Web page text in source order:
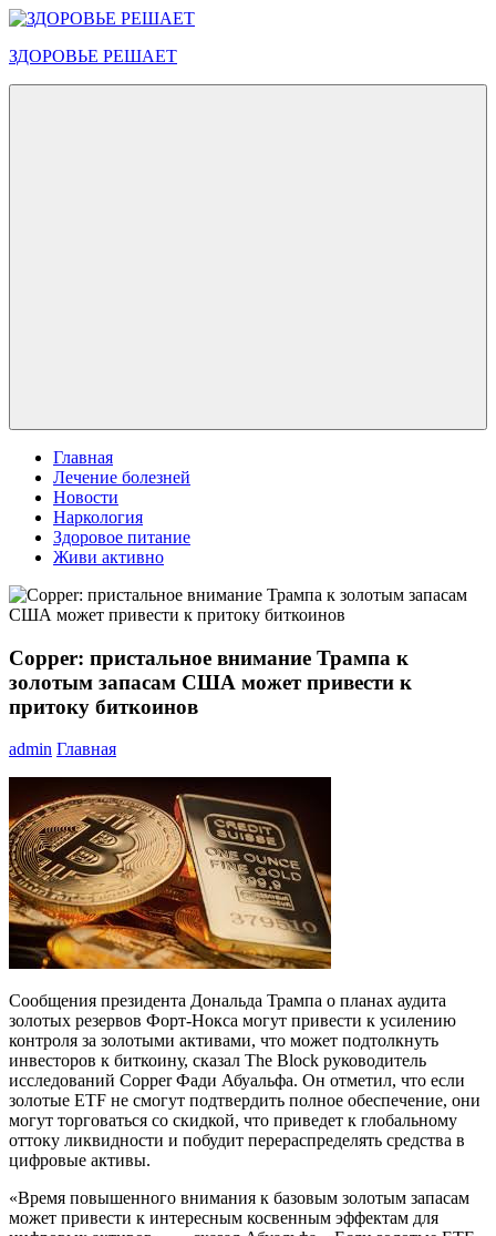
Перейти
содержимому
ЗДОРОВЬЕ РЕШАЕТ
Главная
Лечение болезней
Новости
Наркология
Здоровое питание
Живи активно
Copper: пристальное внимание Трампа к
золотым запасам США может привести к
притоку биткоинов
admin Главная
Сообщения президента Дональда Трампа о планах аудита
золотых резервов Форт-Нокса могут привести к усилению
контроля за золотыми активами, что может подтолкнуть
инвесторов к биткоину, сказал The Block руководитель
исследований Copper Фади Абуальфа. Он отметил, что если
золотые ETF не смогут подтвердить полное обеспечение, они
могут торговаться со скидкой, что приведет к глобальному
оттоку ликвидности и побудит перераспределять средства в
цифровые активы.
«Время повышенного внимания к базовым золотым запасам
может привести к интересным косвенным эффектам для